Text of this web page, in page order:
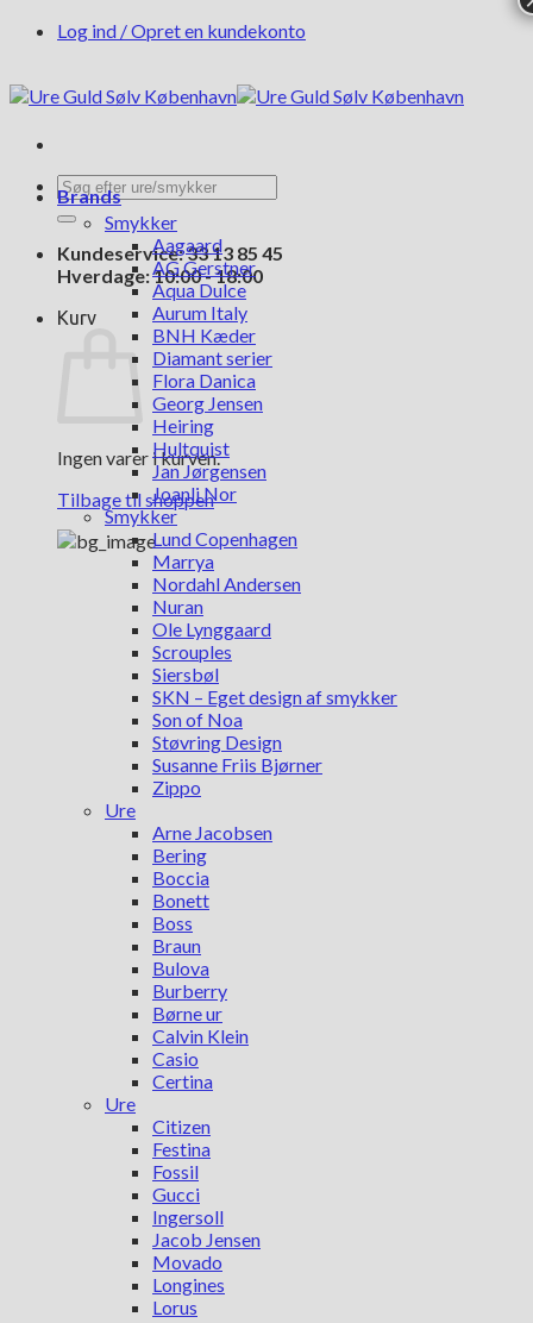
FortsætLog ind / Opret en kundekonto
Søg
efter:
Kundeservice: 33 13 85 45
Hverdage: 10:00 - 18:00
Kurv
Ingen varer i kurven.
Tilbage til shoppen
Brands
Smykker
Aagaard
AG Gerstner
Aqua Dulce
Aurum Italy
BNH Kæder
Diamant serier
Flora Danica
Georg Jensen
Heiring
Hultquist
Jan Jørgensen
Joanli Nor
Smykker
Lund Copenhagen
Marrya
Nordahl Andersen
Nuran
Ole Lynggaard
Scrouples
Siersbøl
SKN – Eget design af smykker
Son of Noa
Støvring Design
Susanne Friis Bjørner
Zippo
Ure
Arne Jacobsen
Bering
Boccia
Bonett
Boss
Braun
Bulova
Burberry
Børne ur
Calvin Klein
Casio
Certina
Ure
Citizen
Festina
Fossil
Gucci
Ingersoll
Jacob Jensen
Movado
Longines
Lorus